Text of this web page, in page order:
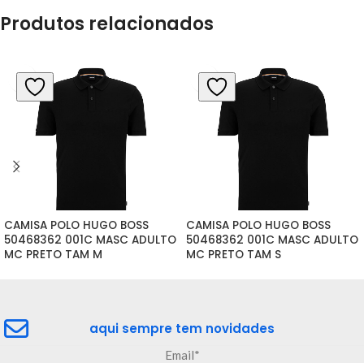
Produtos relacionados
CAMISA POLO HUGO BOSS
50468362 001C MASC ADULTO
MC PRETO TAM M
CAMISA POLO HUGO BOSS
50468362 001C MASC ADULTO
MC PRETO TAM S
aqui sempre tem novidades
Email*